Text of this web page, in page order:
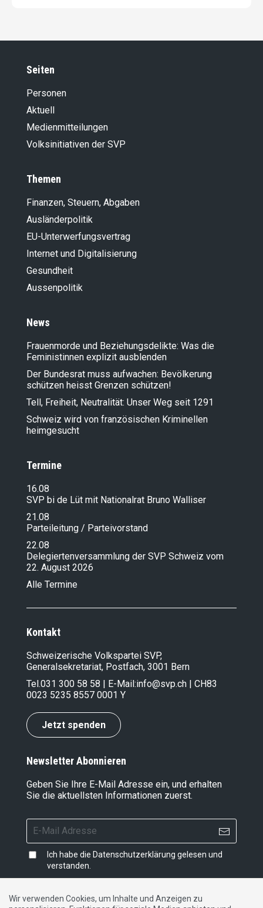
Seiten
Personen
Aktuell
Medienmitteilungen
Volksinitiativen der SVP
Themen
Finanzen, Steuern, Abgaben
Ausländer­politik
EU-Unterwerfungsvertrag
Internet und Digitalisierung
Gesundheit
Aussenpolitik
News
Frauenmorde und Beziehungsdelikte: Was die
Feministinnen explizit ausblenden
Der Bundesrat muss aufwachen: Bevölkerung
schützen heisst Grenzen schützen!
Tell, Freiheit, Neutralität: Unser Weg seit 1291
Schweiz wird von französischen Kriminellen
heimgesucht
Termine
16.08
SVP bi de Lüt mit Nationalrat Bruno Walliser
21.08
Parteileitung / Parteivorstand
22.08
Delegiertenversammlung der SVP Schweiz vom
22. August 2026
Alle Termine
Kontakt
Schweizerische Volkspartei SVP,
Generalsekretariat, Postfach, 3001 Bern
Tel.031 300 58 58 | E-Mail:info@svp.ch | CH83
0023 5235 8557 0001 Y
Jetzt spenden
Newsletter Abonnieren
Geben Sie Ihre E-Mail Adresse ein, und erhalten
Sie die aktuellsten Informationen zuerst.
Ich habe die Datenschutzerklärung gelesen und
verstanden.
Wir verwenden Cookies, um Inhalte und Anzeigen zu